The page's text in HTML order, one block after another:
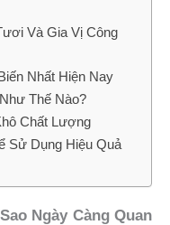
Và Gia Vị Công
Nhất Hiện Nay
Thế Nào?
Chất Lượng
Sử Dụng Hiệu Quả
Ngày Càng Quan